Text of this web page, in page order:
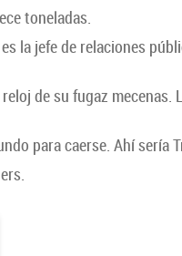
toneladas.
la jefe de relaciones
de su fugaz mecenas.
para caerse. Ahí sería